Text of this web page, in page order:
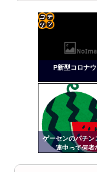
【ヤバ杉】日
ますｗ」←これ
【閲覧注意】
【画像】ペプ
な新商品を発売
Powered by livedoor
P新型コロナ
ゲーセンのパチン
連中って何者
ンク
自動
更新
ツー